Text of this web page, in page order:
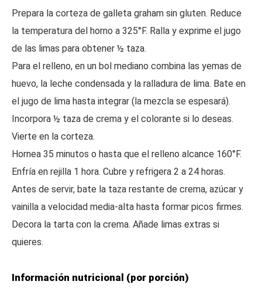
Prepara la corteza de galleta graham sin gluten. Reduce
la temperatura del horno a 325°F. Ralla y exprime el jugo
de las limas para obtener ½ taza.
Para el relleno, en un bol mediano combina las yemas de
huevo, la leche condensada y la ralladura de lima. Bate en
el jugo de lima hasta integrar (la mezcla se espesará).
Incorpora ½ taza de crema y el colorante si lo deseas.
Vierte en la corteza.
Hornea 35 minutos o hasta que el relleno alcance 160°F.
Enfría en rejilla 1 hora. Cubre y refrigera 2 a 24 horas.
Antes de servir, bate la taza restante de crema, azúcar y
vainilla a velocidad media-alta hasta formar picos firmes.
Decora la tarta con la crema. Añade limas extras si
quieres.
Información nutricional (por porción)